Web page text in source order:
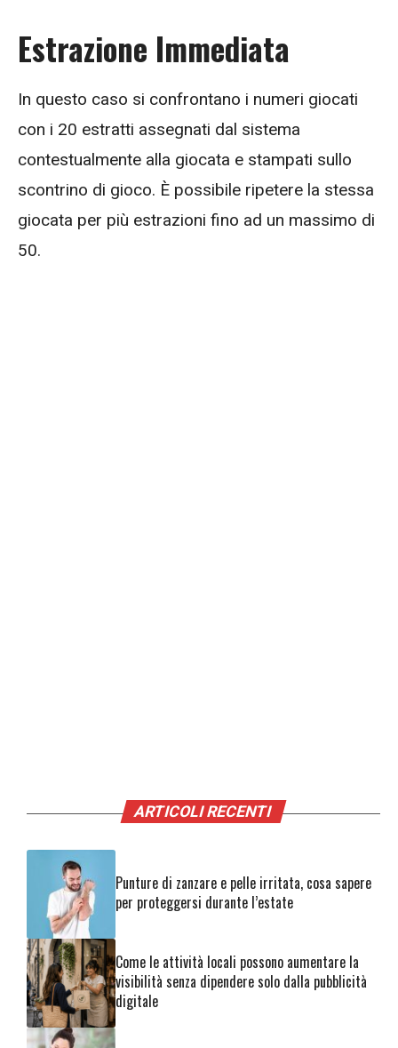
Estrazione Immediata
In questo caso si confrontano i numeri giocati
con i 20 estratti assegnati dal sistema
contestualmente alla giocata e stampati sullo
scontrino di gioco. È possibile ripetere la stessa
giocata per più estrazioni fino ad un massimo di
50.
ARTICOLI RECENTI
Punture di zanzare e pelle irritata, cosa sapere
per proteggersi durante l’estate
Come le attività locali possono aumentare la
visibilità senza dipendere solo dalla pubblicità
digitale